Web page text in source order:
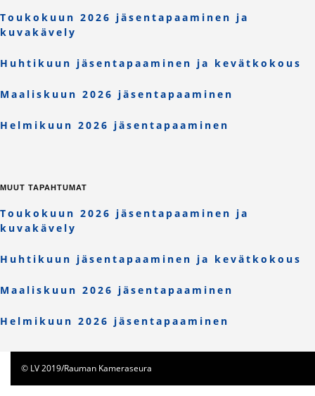
Toukokuun 2026 jäsentapaaminen ja
kuvakävely
Huhtikuun jäsentapaaminen ja kevätkokous
Maaliskuun 2026 jäsentapaaminen
Helmikuun 2026 jäsentapaaminen
MUUT TAPAHTUMAT
Toukokuun 2026 jäsentapaaminen ja
kuvakävely
Huhtikuun jäsentapaaminen ja kevätkokous
Maaliskuun 2026 jäsentapaaminen
Helmikuun 2026 jäsentapaaminen
© LV 2019/Rauman Kameraseura